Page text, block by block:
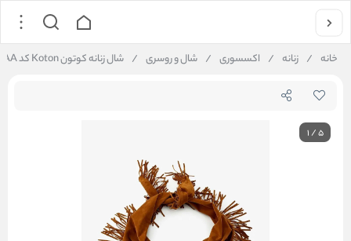
خانه / زنانه / اکسسوری / شال و روسری / شال زنانه کوتون Koton کد 5WAK50226AA
1/5